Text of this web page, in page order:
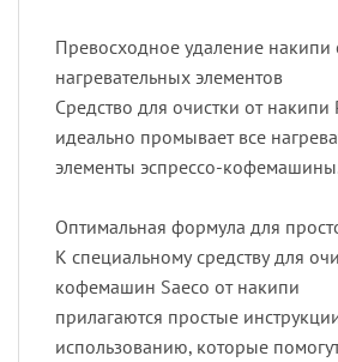
Превосходное удаление накипи
нагревательных элементов
Средство для очистки от накипи
идеально промывает все
элементы эспрессо-
Оптимальная формула для
К специальному средству для
кофемашин Saeco от накипи
прилагаются простые
использованию, которые